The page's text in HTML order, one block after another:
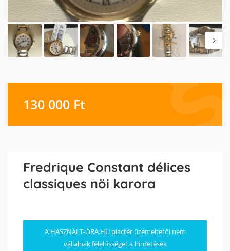
130 000 Ft
Fredrique Constant délices
classiques nöi karora
A HASZNÁLT-ÓRA.HU piactér üzemeltetői nem
vállalnak felelősséget a hirdetések